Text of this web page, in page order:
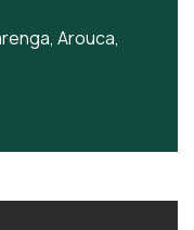
Arouca,